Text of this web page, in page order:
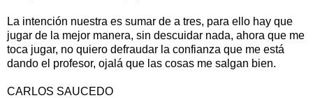
La intención nuestra es sumar de a tres, para ello hay que
jugar de la mejor manera, sin descuidar nada, ahora que me
toca jugar, no quiero defraudar la confianza que me está
dando el profesor, ojalá que las cosas me salgan bien.
CARLOS SAUCEDO